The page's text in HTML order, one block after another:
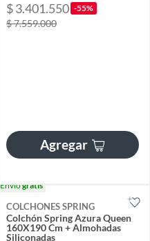
$ 3.401.550 -55%
$ 7.559.000
Agregar
Envíogratis
COLCHONES SPRING
Colchón Spring Azura Queen
160X190 Cm + Almohadas
Siliconadas